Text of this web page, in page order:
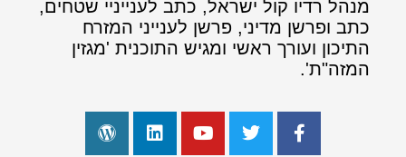
מנהל רדיו קול ישראל, כתב לענייניי שטחים,
כתב ופרשן מדיני, פרשן לענייני המזרח
התיכון ועורך ראשי ומגיש התוכנית 'מגזין
המזה"ת'.